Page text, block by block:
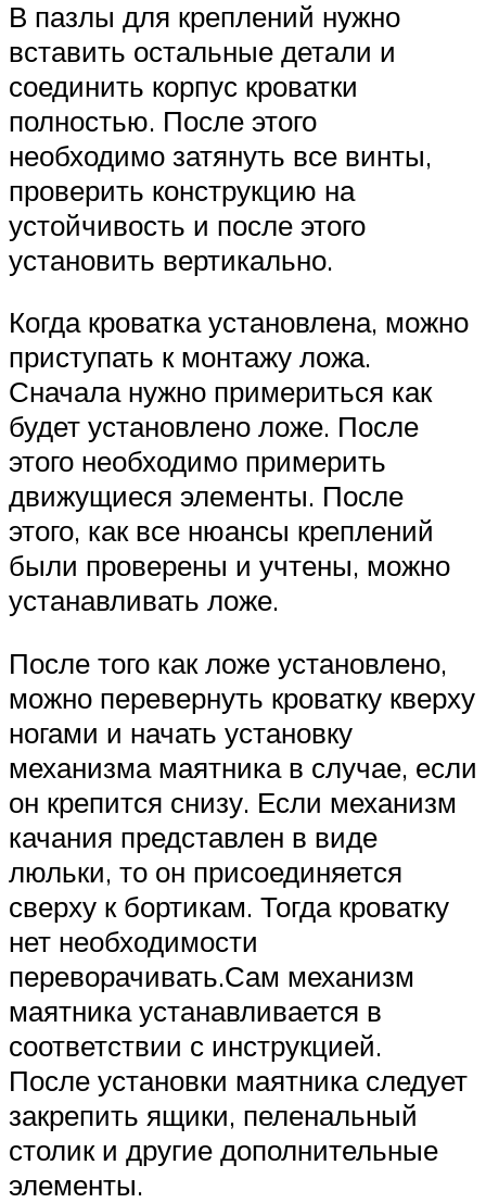
В пазлы для креплений нужно
вставить остальные детали и
соединить корпус кроватки
полностью. После этого
необходимо затянуть все винты,
проверить конструкцию на
устойчивость и после этого
установить вертикально.
Когда кроватка установлена, можно
приступать к монтажу ложа.
Сначала нужно примериться как
будет установлено ложе. После
этого необходимо примерить
движущиеся элементы. После
этого, как все нюансы креплений
были проверены и учтены, можно
устанавливать ложе.
После того как ложе установлено,
можно перевернуть кроватку кверху
ногами и начать установку
механизма маятника в случае, если
он крепится снизу. Если механизм
качания представлен в виде
люльки, то он присоединяется
сверху к бортикам. Тогда кроватку
нет необходимости
переворачивать.Сам механизм
маятника устанавливается в
соответствии с инструкцией.
После установки маятника следует
закрепить ящики, пеленальный
столик и другие дополнительные
элементы.